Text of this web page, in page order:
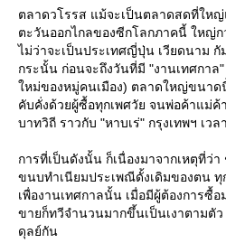
ตลาดวโรรส แม้จะเป็นตลาดสดที่ให
ตะวันออกไกลของซีกโลกภาคนี้ ใหญ่
ไม่ว่าจะเป็นประเทศญี่ปุ่น เวียดนาม
กระนั้น ก่อนจะถึงวันที่มี "งานเทศกาล
หม่ของหมู่คนเมือง) ตลาดใหญ่ขนาด
คับคั่งด้วยผู้ซื้อทุกเพศวัย จนพ่อค้าแม่ค้
บาทวิถี ราวกับ "หาบเร่" กรุงเทพฯ เวล
การที่เป็นดังนั้น ก็เนื่องมาจากเหตุที่ว่
ขนบทำเนียมประเพณีดั้งเดิมของตน ทุ
เพื่องานเทศกาลนั้น เมื่อมีผู้ต้องการซื้อ
ขายก็ทวีจำนวนมากขึ้นเป็นเงาตามตั
ดุลย์กัน